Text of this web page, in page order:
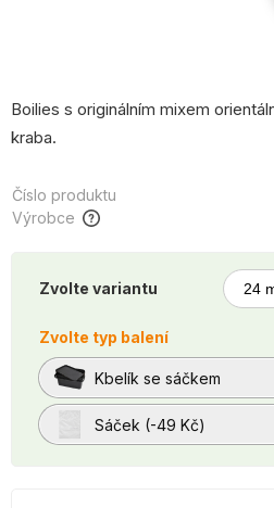
Boilies s originálním mixem
kraba.
Číslo produktu
Výrobce
Zvolte variantu
Zvolte typ balení
Kbelík se sáčkem
Sáček (-49 Kč)